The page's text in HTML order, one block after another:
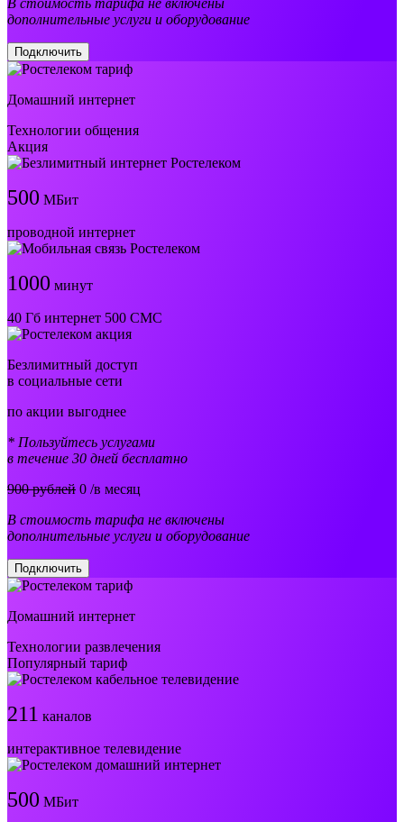
В стоимость тарифа не включены
дополнительные услуги и оборудование
Подключить
Домашний интернет
Технологии общения
Акция
500 МБит
проводной интернет
1000 минут
40 Гб интернет 500 СМС
Безлимитный доступ
в социальные сети
по акции выгоднее
* Пользуйтесь услугами
в течение 30 дней бесплатно
900 рублей 0 /в месяц
В стоимость тарифа не включены
дополнительные услуги и оборудование
Подключить
Домашний интернет
Технологии развлечения
Популярный тариф
211 каналов
интерактивное телевидение
500 МБит